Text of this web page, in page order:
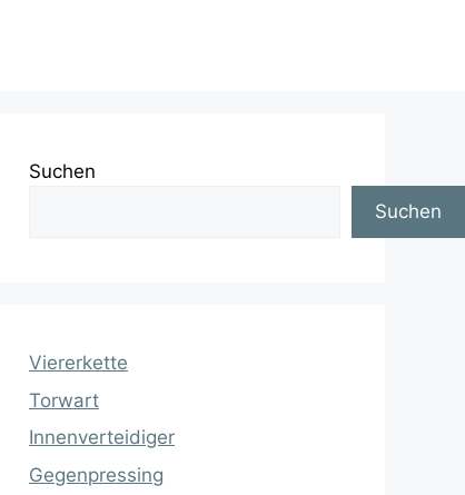
Suchen
Suchen
Viererkette
Torwart
Innenverteidiger
Gegenpressing